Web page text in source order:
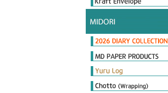
MD노트 다이어리
포켓다이어리
더블 스케줄 다이어리
플랫 다이어리
Day length Diary
Plus Stand Diary
hibino
Book type Diary
PRD 프로페셔널 다이어리
MIDORI Calendar
TRAVELER'S notebook Diary
MD Notebook
MD Notebook Light
MD Paper Pad
MD Notebook cotton
MD Memo
MD Diary
MD Cover & Bag
MD 필기구
MD Letter
MD Limited
Notebook
Seal
Stamp
Cover